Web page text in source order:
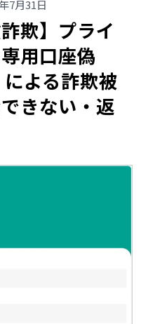
7月31日
欺】プライ
用口座偽
よる詐欺被
きない・返